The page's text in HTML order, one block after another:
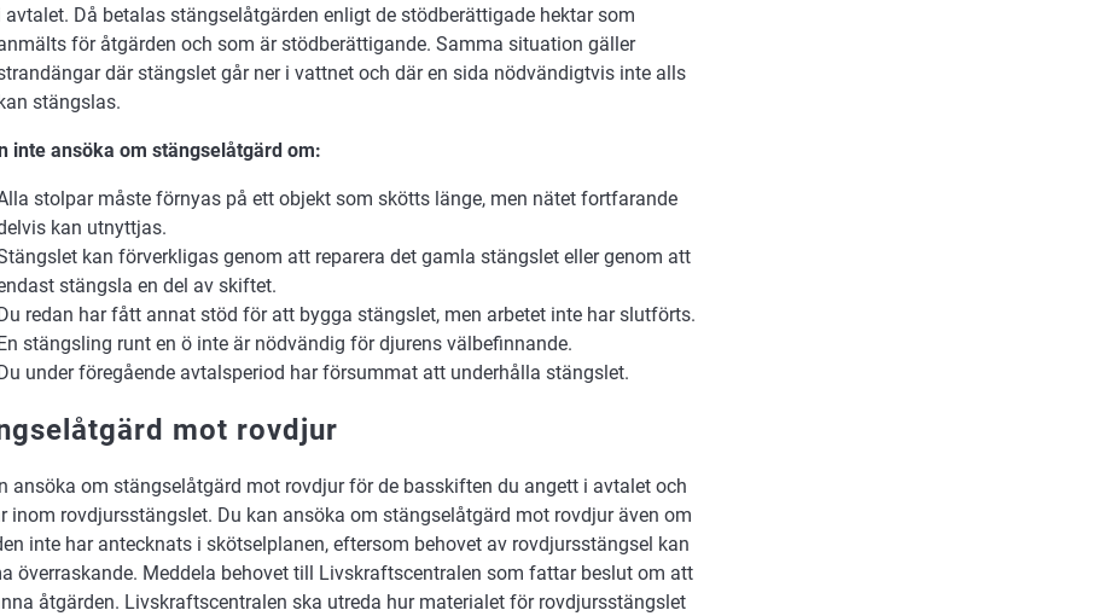
avtalet. Då betalas stängselåtgärden enligt de stödberättigade hektar som
för åtgärden och som är stödberättigande. Samma situation gäller
där stängslet går ner i vattnet och där en sida nödvändigtvis inte alls
kan stängslas.
inte ansöka om stängselåtgärd om:
stolpar måste förnyas på ett objekt som skötts länge, men nätet fortfarande
kan utnyttjas.
kan förverkligas genom att reparera det gamla stängslet eller genom att
stängsla en del av skiftet.
Du redan har fått annat stöd för att bygga stängslet, men arbetet inte har slutförts.
En stängsling runt en ö inte är nödvändig för djurens välbefinnande.
Du under föregående avtalsperiod har försummat att underhålla stängslet.
mot rovdjur
ansöka om stängselåtgärd mot rovdjur för de basskiften du angett i avtalet och
inom rovdjursstängslet. Du kan ansöka om stängselåtgärd mot rovdjur även om
inte har antecknats i skötselplanen, eftersom behovet av rovdjursstängsel kan
överraskande. Meddela behovet till Livskraftscentralen som fattar beslut om att
åtgärden. Livskraftscentralen ska utreda hur materialet för rovdjursstängslet